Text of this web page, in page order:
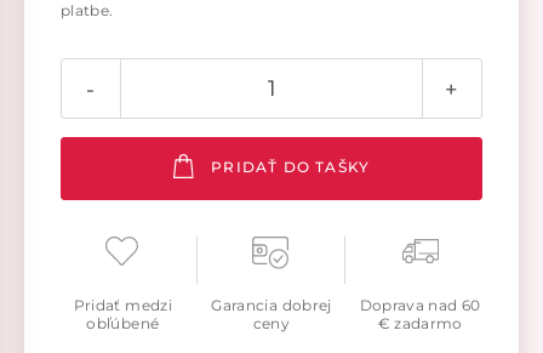
platbe.
- +
PRIDAŤ DO TAŠKY
Pridať medzi
obľúbené
Garancia dobrej
ceny
Doprava nad 60
€ zadarmo